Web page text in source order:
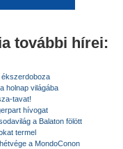
további hírei:
ékszerdoboza
holnap világába
tavat!
hívogat
a Balaton fölött
termel
a MondoConon